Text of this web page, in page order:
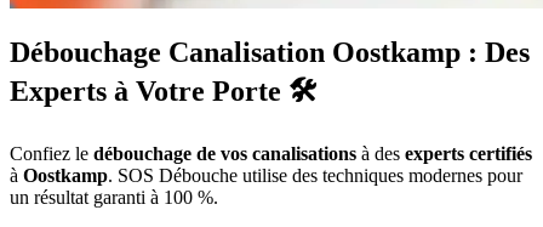
Débouchage Canalisation Oostkamp : Des
Experts à Votre Porte 🛠️
Confiez le débouchage de vos canalisations à des experts certifiés
à Oostkamp. SOS Débouche utilise des techniques modernes pour
un résultat garanti à 100 %.